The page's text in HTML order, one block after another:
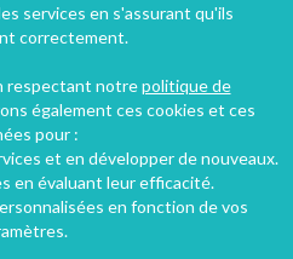
services en s'assurant qu'ils
correctement.
respectant notrepolitique de
également ces cookies et ces
pour :
et en développer de nouveaux.
en évaluant leur efficacité.
en fonction de vos